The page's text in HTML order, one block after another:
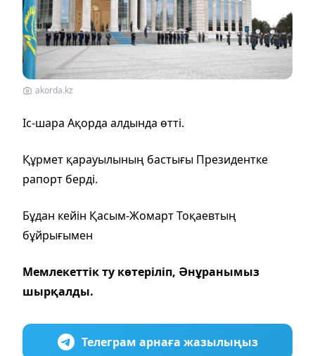
akorda.kz
Іс-шара Ақорда алдында өтті.
Құрмет қарауылының бастығы Президентке
рапорт берді.
Бұдан кейін Қасым-Жомарт Тоқаевтың
бұйрығымен
Мемлекеттік ту көтеріліп, Әнұранымыз
шырқалды.
Телеграм арнаға жазылыңыз